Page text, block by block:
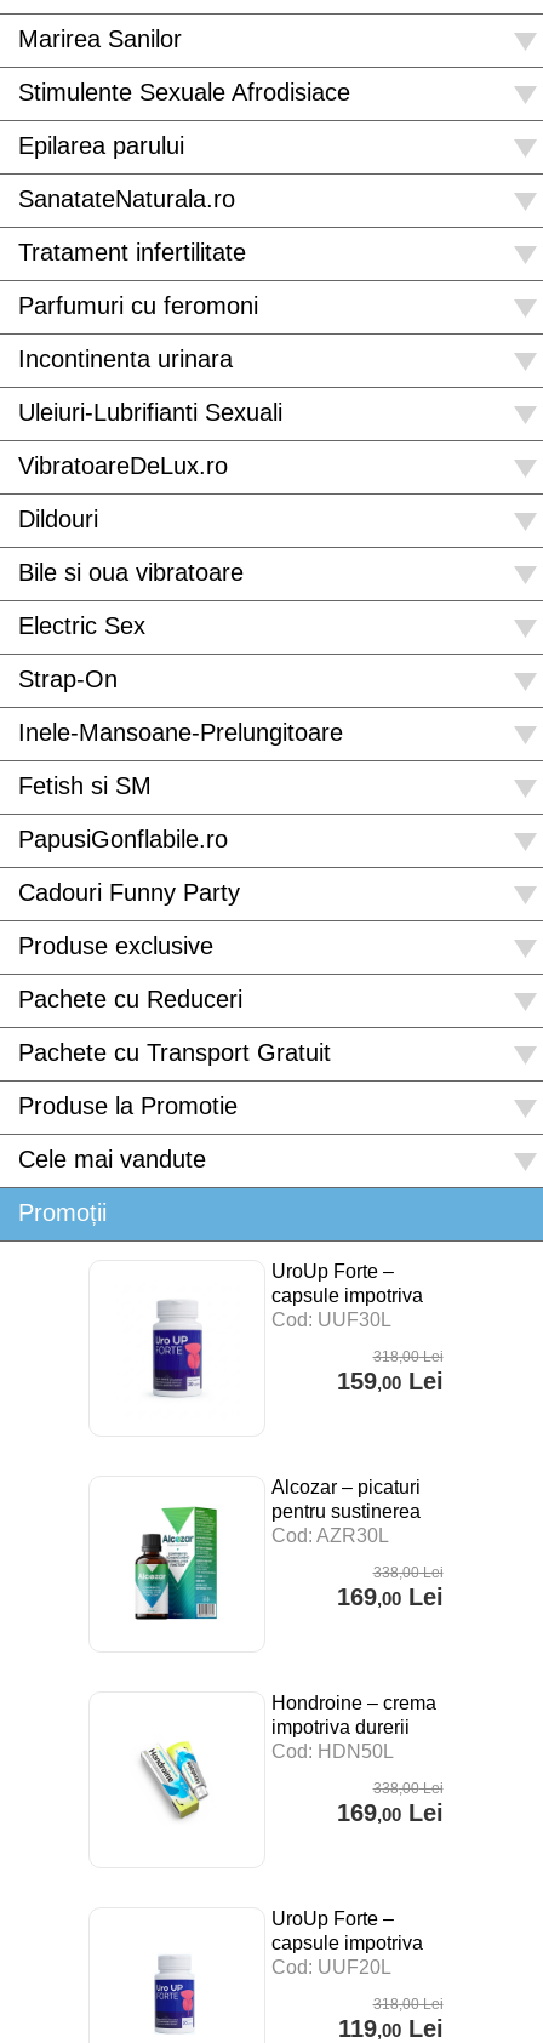
Marirea Sanilor
Stimulente Sexuale Afrodisiace
Epilarea parului
SanatateNaturala.ro
Tratament infertilitate
Parfumuri cu feromoni
Incontinenta urinara
Uleiuri-Lubrifianti Sexuali
VibratoareDeLux.ro
Dildouri
Bile si oua vibratoare
Electric Sex
Strap-On
Inele-Mansoane-Prelungitoare
Fetish si SM
PapusiGonflabile.ro
Cadouri Funny Party
Produse exclusive
Pachete cu Reduceri
Pachete cu Transport Gratuit
Produse la Promotie
Cele mai vandute
Promoții
UroUp Forte –
capsule impotriva
prostatitei – 30 cps
Cod: UUF30L
318,00Lei
159,00Lei
Alcozar – picaturi
pentru sustinerea
digestiei, a
impotriva stresului –
Cod: AZR30L
338,00Lei
169,00Lei
Hondroine – crema
impotriva durerii
articulare – 50 ml
Cod: HDN50L
338,00Lei
169,00Lei
UroUp Forte –
capsule impotriva
prostatitei – 20 cps
Cod: UUF20L
318,00Lei
119,00Lei